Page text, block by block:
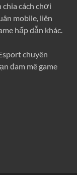
chia cách chơi
mobile, liên
hấp dẫn khác.
chuyên
đam mê game